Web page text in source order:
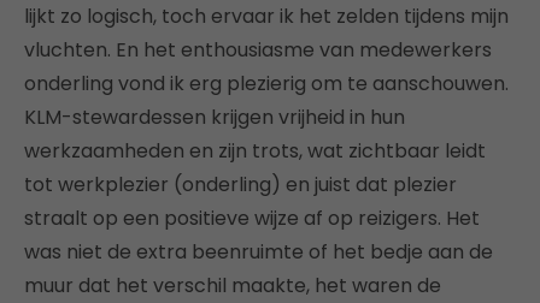
lijkt zo logisch, toch ervaar ik het zelden tijdens mijn
vluchten. En het enthousiasme van medewerkers
onderling vond ik erg plezierig om te aanschouwen.
KLM-stewardessen krijgen vrijheid in hun
werkzaamheden en zijn trots, wat zichtbaar leidt
tot werkplezier (onderling) en juist dat plezier
straalt op een positieve wijze af op reizigers. Het
was niet de extra beenruimte of het bedje aan de
muur dat het verschil maakte, het waren de